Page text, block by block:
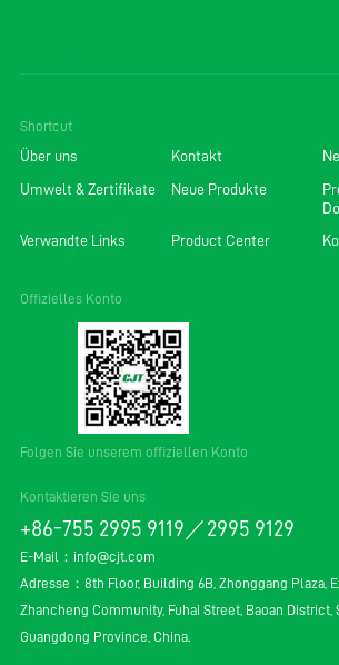
Kontaktieren Sie uns
+86-755 2995 9119／2995 9129
E-Mail： info@cjt.com
Adresse：8th Floor, Building 6B, Zhonggang Plaza,
Zhancheng Community, Fuhai Street, Baoan District,
Guangdong Province, China.
Shortcut
Über uns Kontakt
Umwelt & Zertifikate Neue Produkte
Verwandte Links Product Center
Offizielles Konto
Folgen Sie unserem offiziellen Konto